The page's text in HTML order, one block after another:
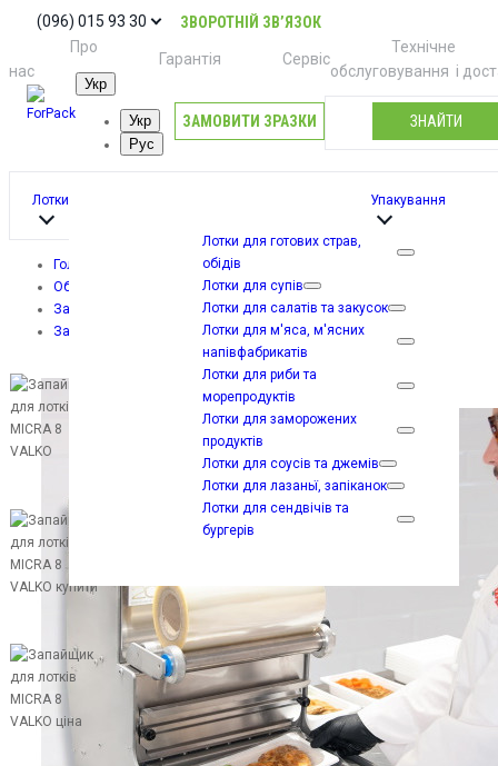
(096) 015 93 30
ЗВОРОТНІЙ ЗВ’ЯЗОК
Про
нас
Гарантія Сервіс
Технічне
обслуговування і
Укр
Укр
Рус
ЗАМОВИТИ ЗРАЗКИ ЗНАЙТИ
Лотки
Лотки для готових страв,
обідів
Лотки для супів
Лотки для салатів та закусок
Лотки для м'яса, м'ясних
напівфабрикатів
Лотки для риби та
морепродуктів
Лотки для заморожених
продуктів
Лотки для соусів та джемів
Лотки для лазаньї, запіканок
Лотки для сендвічів та
бургерів
Упакування
Головна
Обладнання
Запайщики лотків (трейсилери)
Запайщик для лотків MICRA 8 VALKO